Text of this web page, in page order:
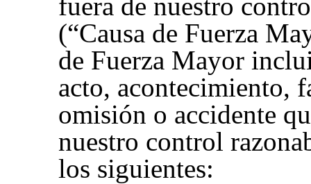
(“Causa de Fuerza
de Fuerza Mayor
acto, acontecimiento,
omisión o accidente
nuestro control
los siguientes: